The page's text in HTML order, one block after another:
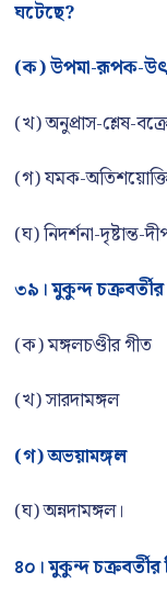
ঘটেছে?
(ক) উপমা-রূপক-
(খ) অনুপ্রাস-শ্লেষ-
(গ) যমক-
(ঘ) নিদর্শনা-দৃষ্টান্ত-
৩৯। মুকুন্দ চক্রবর্তীর
(ক) মঙ্গলচণ্ডীর গীত
(খ) সারদামঙ্গল
(গ) অভয়ামঙ্গল
(ঘ) অন্নদামঙ্গল।
৪০। মুকুন্দ